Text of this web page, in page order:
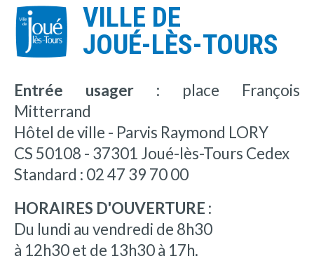
VILLE DE
JOUÉ-LÈS-TOURS
Entrée usager : place François
Mitterrand
Hôtel de ville - Parvis Raymond LORY
CS 50108 - 37301 Joué-lès-Tours Cedex
Standard : 02 47 39 70 00
HORAIRES D'OUVERTURE :
Du lundi au vendredi de 8h30
à 12h30 et de 13h30 à 17h.